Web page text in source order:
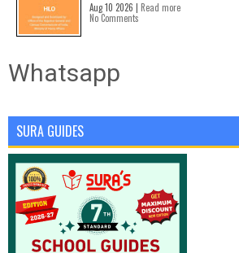
Aug 10 2026 | Read more
No Comments
Whatsapp
SURA GUIDES